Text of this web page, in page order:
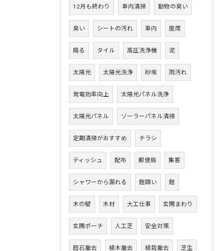
12月も終わり 車内清掃 動物の臭い
臭い シートの汚れ 車内 座席
腐る タイル 高圧洗浄機 泥
太陽光 太陽光洗浄 砂埃 雨汚れ
発電効率向上 太陽光パネル洗浄
太陽光パネル ソーラーパネル清掃
定期清掃がおすすめ チラシ
ティッシュ 配布 郵便局 集客
シャワーから漏れる 鎧囲い 鎧
木の壁 木材 大工仕事 玄関まわり
玄関ポーチ 人工芝 安全対策
庭石撤去 植木撤去 植栽撤去 芝生